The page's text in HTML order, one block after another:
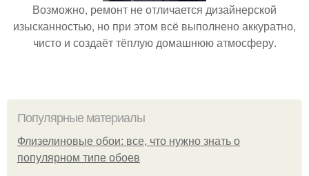
Возможно, ремонт не отличается дизайнерской
изысканностью, но при этом всё выполнено аккуратно,
чисто и создаёт тёплую домашнюю атмосферу.
Популярные материалы
Флизелиновые обои: все, что нужно знать о
популярном типе обоев